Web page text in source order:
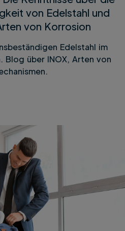
von Edelstahl und
von Korrosion
Edelstahl im
Blog über INOX, Arten von